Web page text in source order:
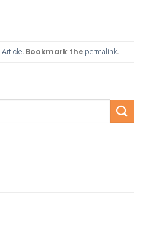
Article. Bookmark the permalink.